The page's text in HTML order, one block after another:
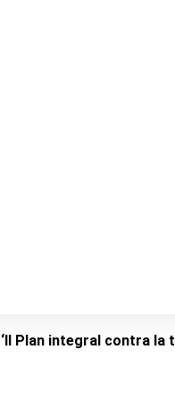
Plan integral contra la